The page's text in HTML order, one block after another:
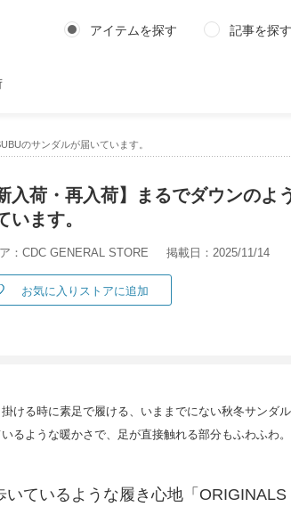
アイテムを探す 記事を探す
のサンダルが届いています。
入荷・再入荷】まるでダウンの
います。
：CDC GENERAL STORE 掲載日：2025/11/14
お気に入りストアに追加
ける時に素足で履ける、いままでにない秋冬サンダ
るような暖かさで、足が直接触れる部分もふわふわ
いているような履き心地「